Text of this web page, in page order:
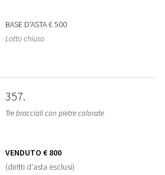
BASE D'ASTA€ 500
Lotto chiuso
357
Tre bracciali con pietre colorate
VENDUTO € 800
(diritti d'asta esclusi)